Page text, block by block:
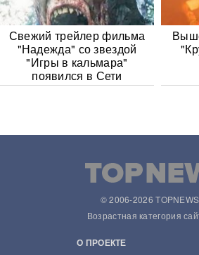
Свежий трейлер фильма
"Надежда" со звездой
"Игры в кальмара"
появился в Сети
© 2006-2026
Возрастная категория
О ПРОЕКТЕ